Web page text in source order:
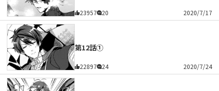
23957 20 2020/7/17
第12話①
22897 24 2020/7/24